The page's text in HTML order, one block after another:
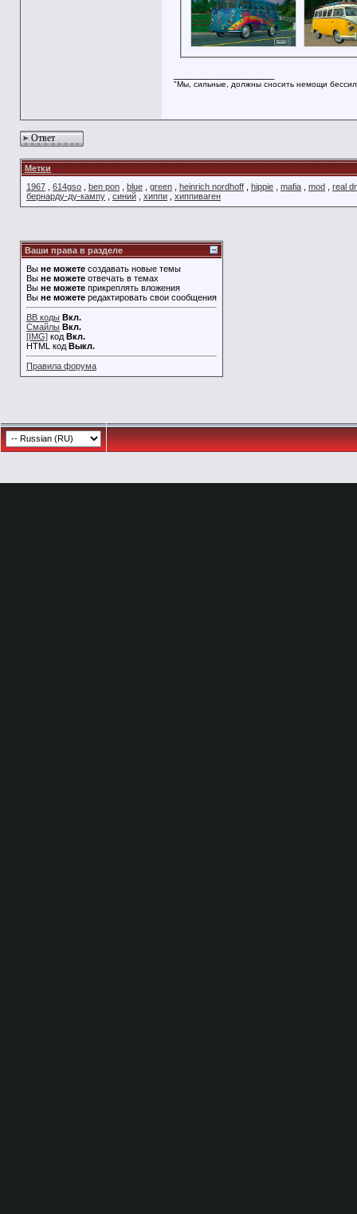
"Мы, сильные, должны сносить немощи
Ответ
Метки
1967
614gso ben pon blue green heinrich nordhoff hippie mafia mod
real
бернарду-ду-кампу
синий хиппи хиппиваген
Ваши права в разделе
Вы не можете создавать новые темы
Вы не можете отвечать в темах
Вы не можете прикреплять вложения
Вы не можете редактировать свои сообщения
BB коды Вкл.
Смайлы Вкл.
[IMG] код Вкл.
HTML код Выкл.
Правила форума